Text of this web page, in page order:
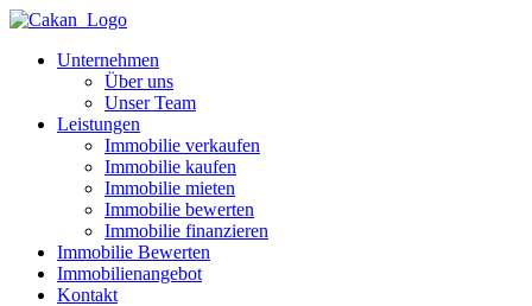
Unternehmen
Über uns
Unser Team
Leistungen
Immobilie verkaufen
Immobilie kaufen
Immobilie mieten
Immobilie bewerten
Immobilie finanzieren
Immobilie Bewerten
Immobilienangebot
Kontakt